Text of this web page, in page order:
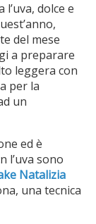
dolce e
del mese
a preparare
leggera con
per la
un
ed è
l’uva sono
Natalizia
una tecnica